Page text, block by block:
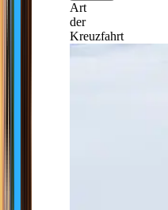
Art
der
Kreuzfahrt